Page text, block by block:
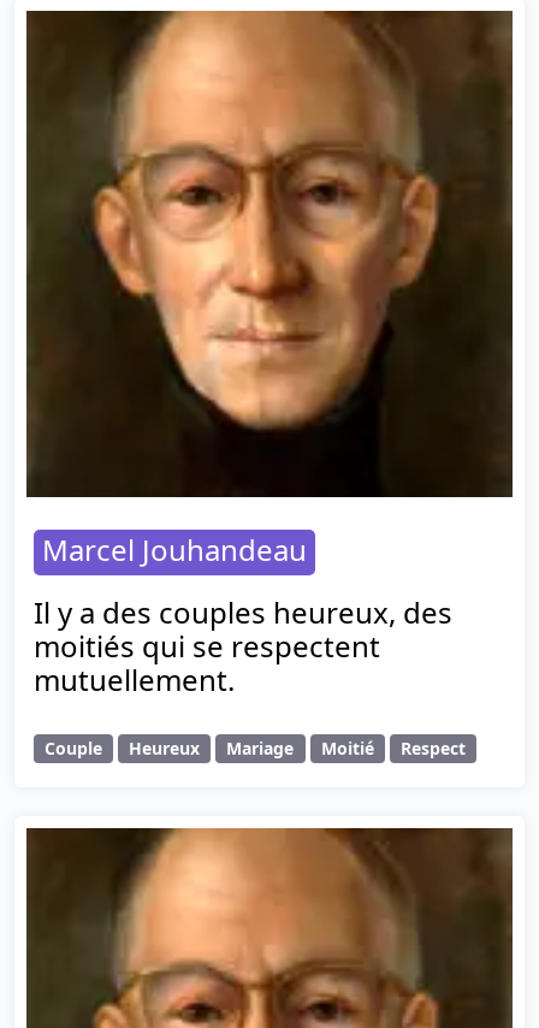
Marcel Jouhandeau
Il y a des couples heureux, des
moitiés qui se respectent
mutuellement.
Couple Heureux Mariage Moitié Respect